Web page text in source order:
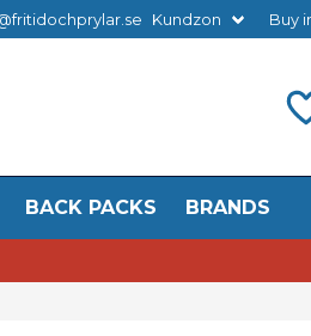
Kundzon Buy
BACK PACKS BRANDS